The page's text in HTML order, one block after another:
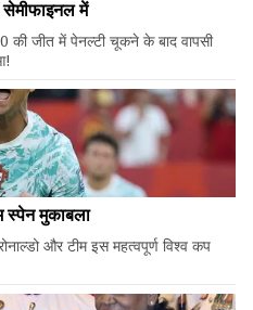
में
की जीत में पेनल्टी चूकने के बाद वापसी
स्पेन मुकाबला
और टीम इस महत्वपूर्ण विश्व कप